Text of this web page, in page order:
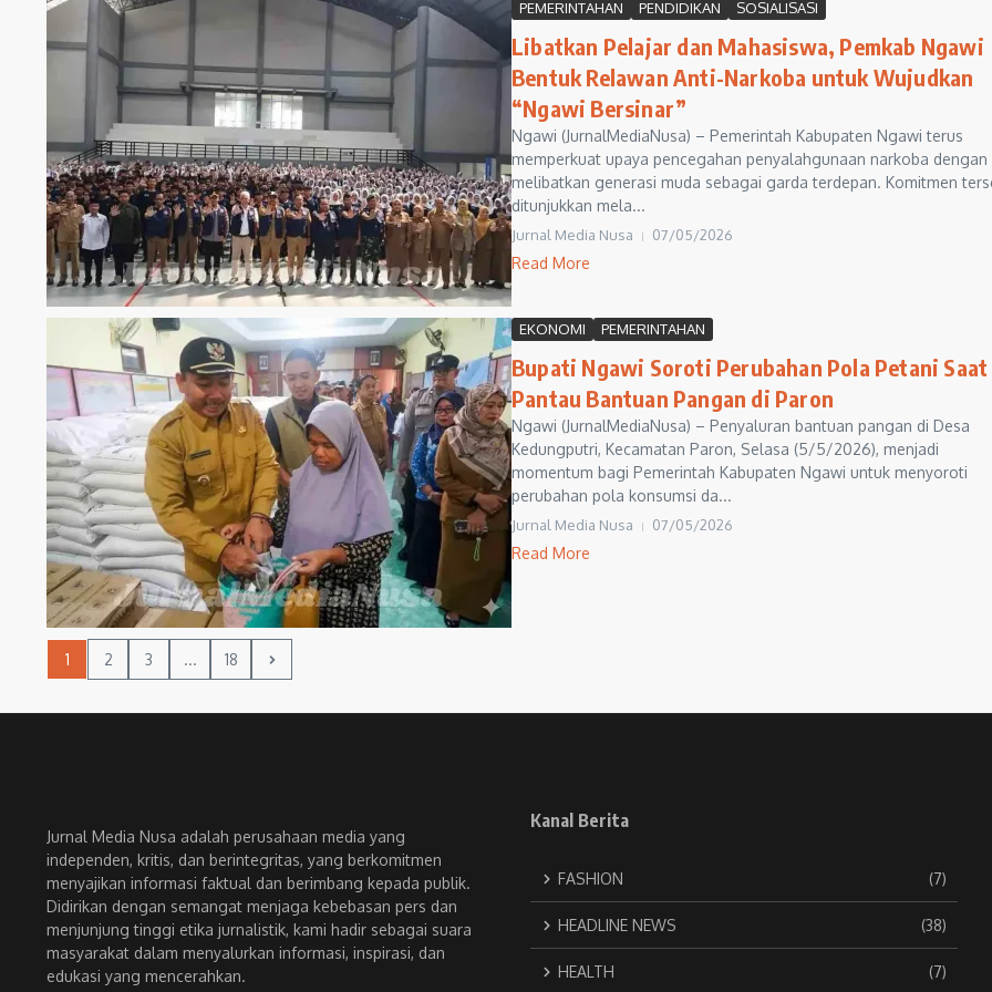
PEMERINTAHAN PENDIDIKAN SOSIALISASI
Libatkan Pelajar dan Mahasiswa, Pemkab Ngawi
Bentuk Relawan Anti-Narkoba untuk Wujudkan
“Ngawi Bersinar”
Ngawi (JurnalMediaNusa) – Pemerintah Kabupaten Ngawi terus
memperkuat upaya pencegahan penyalahgunaan narkoba dengan
melibatkan generasi muda sebagai garda terdepan. Komitmen
ditunjukkan mela...
Jurnal Media Nusa 07/05/2026
Read More
EKONOMI PEMERINTAHAN
Bupati Ngawi Soroti Perubahan Pola Petani Saat
Pantau Bantuan Pangan di Paron
Ngawi (JurnalMediaNusa) – Penyaluran bantuan pangan di Desa
Kedungputri, Kecamatan Paron, Selasa (5/5/2026), menjadi
momentum bagi Pemerintah Kabupaten Ngawi untuk menyoroti
perubahan pola konsumsi da...
Jurnal Media Nusa 07/05/2026
Read More
1 2 3 ... 18
Jurnal Media Nusa adalah perusahaan media yang
independen, kritis, dan berintegritas, yang berkomitmen
menyajikan informasi faktual dan berimbang kepada publik.
Didirikan dengan semangat menjaga kebebasan pers dan
menjunjung tinggi etika jurnalistik, kami hadir sebagai suara
masyarakat dalam menyalurkan informasi, inspirasi, dan
edukasi yang mencerahkan.
Kanal Berita
FASHION (7)
HEADLINE NEWS (38)
HEALTH (7)